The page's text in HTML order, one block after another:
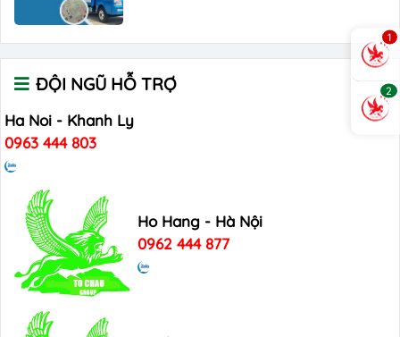
ĐỘI NGŨ HỖ TRỢ
Ha Noi - Khanh Ly
0963 444 803
Ho Hang - Hà Nội
0962 444 877
1
2